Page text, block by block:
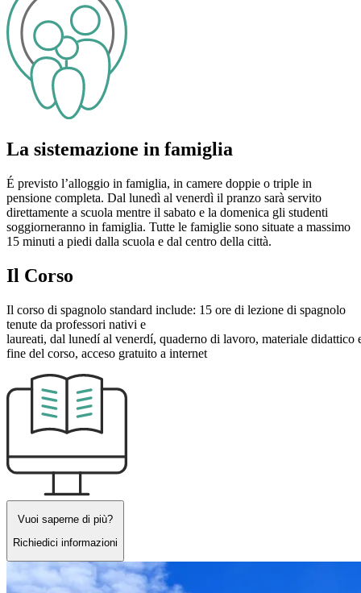
La sistemazione in famiglia
É previsto l’alloggio in famiglia, in camere doppie o triple in
pensione completa. Dal lunedì al venerdì il pranzo sarà servito
direttamente a scuola mentre il sabato e la domenica gli studenti
soggiorneranno in famiglia. Tutte le famiglie sono situate a massimo
15 minuti a piedi dalla scuola e dal centro della città.
Il Corso
Il corso di spagnolo standard include: 15 ore di lezione di spagnolo
tenute da professori nativi e
laureati, dal lunedí al venerdí, quaderno di lavoro, materiale
fine del corso, acceso gratuito a internet
Vuoi saperne di più?
Richiedici informazioni